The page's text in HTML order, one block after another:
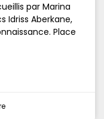
par Marina
Idriss Aberkane,
Place